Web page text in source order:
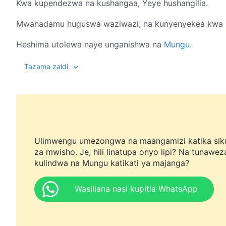
Kwa kupendezwa na kushangaa, Yeye hushangilia.
Mwanadamu huguswa waziwazi; na kunyenyekea kwa
Heshima utolewa naye unganishwa na Mungu.
Matendo ya Muumba huathiri moyo wa mwanadamu,
Kwa nguvu za mamlaka Yake, matendo ya ajabu
Kwa nguvu za mamlaka Yake, matendo ya ajabu
Viumbe majini au wa angani,
Tazama zaidi
Ulimwengu umezongwa na maangamizi katika
za mwisho. Je, hili linatupa onyo lipi? Na
kulindwa na Mungu katikati ya majanga?
Wasiliana nasi kupitia WhatsApp